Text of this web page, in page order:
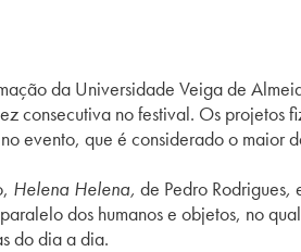
da Universidade Veiga de
consecutiva no festival. Os projetos
evento, que é considerado o maior
Helena Helena, de Pedro Rodrigues,
dos humanos e objetos, no
do dia a dia.